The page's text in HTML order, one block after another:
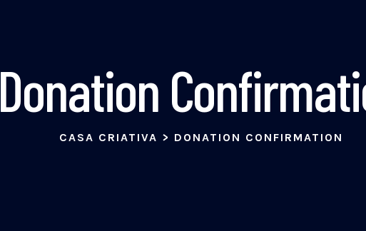
Donation
CASA CRIATIVA > DONATION CONFIRMATION